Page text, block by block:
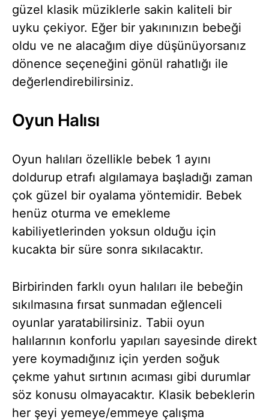
güzel klasik müziklerle sakin kaliteli bir
uyku çekiyor. Eğer bir yakınınızın bebeği
oldu ve ne alacağım diye düşünüyorsanız
dönence seçeneğini gönül rahatlığı ile
değerlendirebilirsiniz.
Oyun Halısı
Oyun halıları özellikle bebek 1 ayını
doldurup etrafı algılamaya başladığı zaman
çok güzel bir oyalama yöntemidir. Bebek
henüz oturma ve emekleme
kabiliyetlerinden yoksun olduğu için
kucakta bir süre sonra sıkılacaktır.
Birbirinden farklı oyun halıları ile bebeğin
sıkılmasına fırsat sunmadan eğlenceli
oyunlar yaratabilirsiniz. Tabii oyun
halılarının konforlu yapıları sayesinde direkt
yere koymadığınız için yerden soğuk
çekme yahut sırtının acıması gibi durumlar
söz konusu olmayacaktır. Klasik bebeklerin
her şeyi yemeye/emmeye çalışma